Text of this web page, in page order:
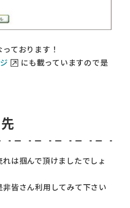
ております！
にも載っていますので是
は掴んで頂けましたでしょ
皆さん利用してみて下さい